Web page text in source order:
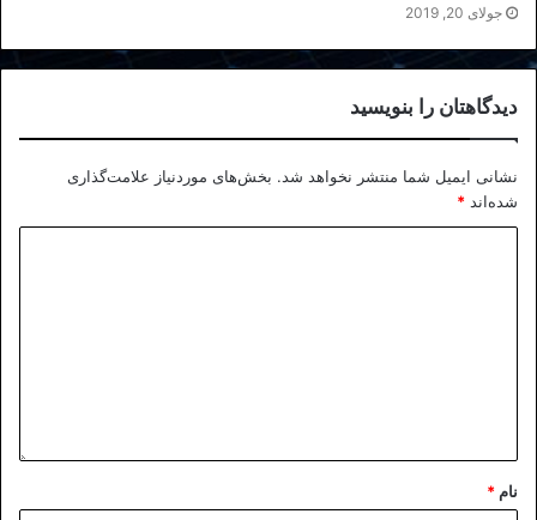
جولای 20, 2019
دیدگاهتان را بنویسید
نشانی ایمیل شما منتشر نخواهد شد. بخش‌های موردنیاز علامت‌گذاری
شده‌اند *
نام *